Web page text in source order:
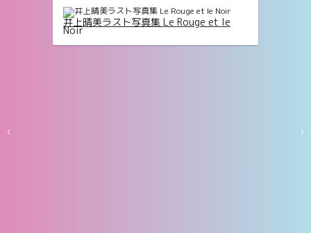
井上晴美ラスト写真集 Le
Noir
‹ ›